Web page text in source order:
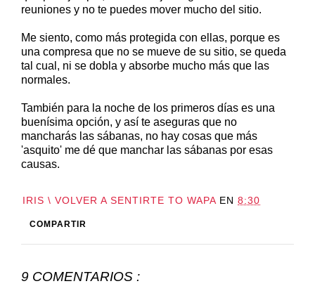
reuniones y no te puedes mover mucho del sitio.
Me siento, como más protegida con ellas, porque es
una compresa que no se mueve de su sitio, se queda
tal cual, ni se dobla y absorbe mucho más que las
normales.
También para la noche de los primeros días es una
buenísima opción, y así te aseguras que no
mancharás las sábanas, no hay cosas que más
'asquito' me dé que manchar las sábanas por esas
causas.
IRIS \ VOLVER A SENTIRTE TO WAPA EN 8:30
COMPARTIR
9 COMENTARIOS :